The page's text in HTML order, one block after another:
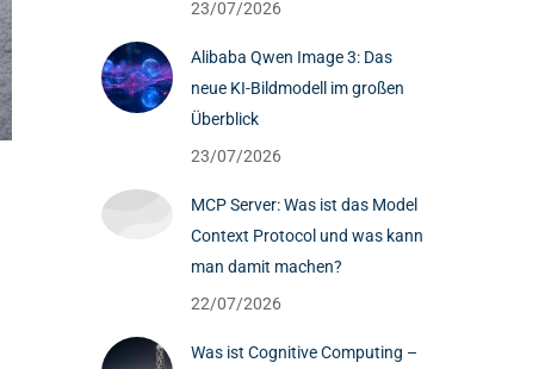
23/07/2026
Alibaba Qwen Image 3: Das
neue KI-Bildmodell im großen
Überblick
23/07/2026
MCP Server: Was ist das Model
Context Protocol und was kann
man damit machen?
22/07/2026
Was ist Cognitive Computing –